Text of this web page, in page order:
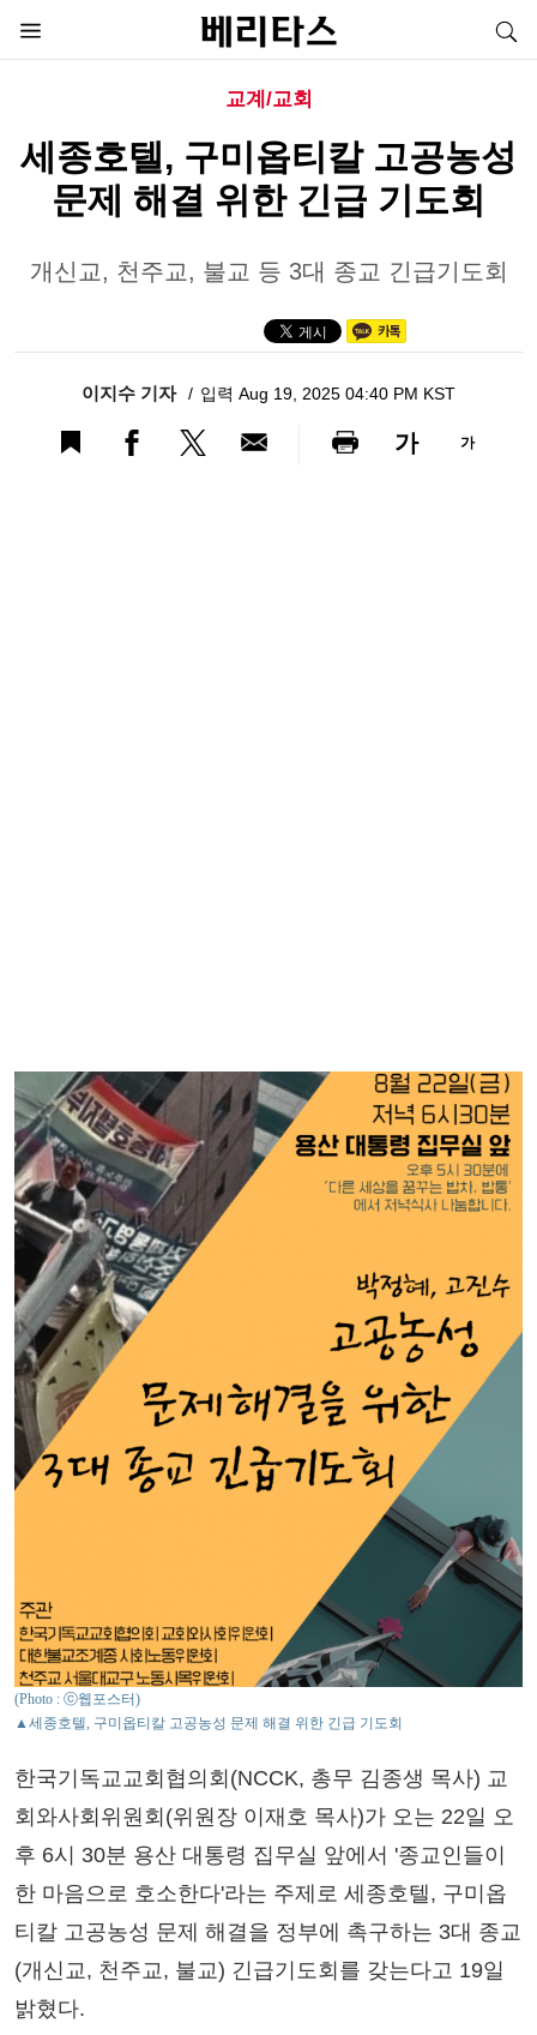
교계/교회
세종호텔, 구미옵티칼 고공농성
문제 해결 위한 긴급 기도회
개신교, 천주교, 불교 등 3대 종교 긴급기도회
이지수 기자 입력 Aug 19, 2025 04:40 PM KST
가 가
(Photo : ⓒ웹포스터)
▲세종호텔, 구미옵티칼 고공농성 문제 해결 위한 긴급 기도회
한국기독교교회협의회(NCCK, 총무 김종생 목사) 교
회와사회위원회(위원장 이재호 목사)가 오는 22일 오
후 6시 30분 용산 대통령 집무실 앞에서 '종교인들이
한 마음으로 호소한다'라는 주제로 세종호텔, 구미옵
티칼 고공농성 문제 해결을 정부에 촉구하는 3대 종교
(개신교, 천주교, 불교) 긴급기도회를 갖는다고 19일
밝혔다.